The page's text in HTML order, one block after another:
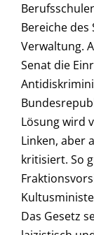
Bereiche des
Verwaltung.
Senat die
Lösung wird
Linken, aber
kritisiert. So
Das Gesetz